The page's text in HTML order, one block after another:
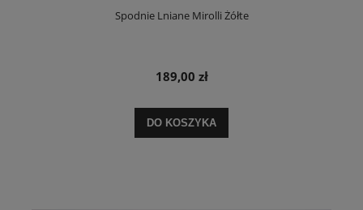
Spodnie Lniane Mirolli Żółte
189,00 zł
DO KOSZYKA